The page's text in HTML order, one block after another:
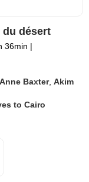
du désert
36min |
Anne Baxter,Akim
to Cairo